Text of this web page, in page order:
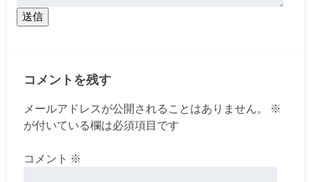
送信
コメントを残す
メールアドレスが公開されることはありません。
※
が付いている欄は必須項目です
コメント ※